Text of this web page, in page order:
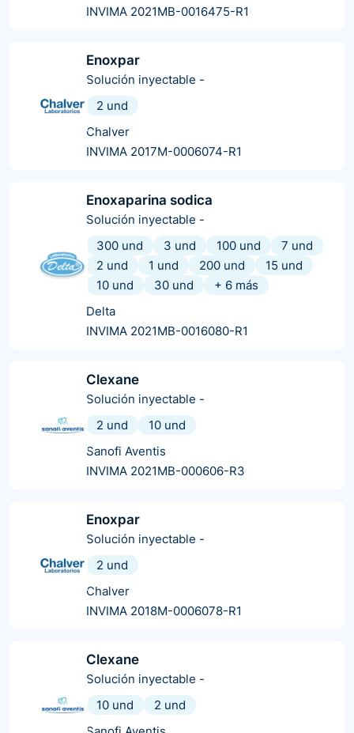
INVIMA 2021MB-0016475-R1
Enoxpar
Solución inyectable -
2 und
Chalver
INVIMA 2017M-0006074-R1
Enoxaparina sodica
Solución inyectable -
300 und
3 und 100 und
7 und
2 und
1 und 200 und
15 und
10 und
30 und + 6 más
Delta
INVIMA 2021MB-0016080-R1
Clexane
Solución inyectable -
2 und
10 und
Sanofi Aventis
INVIMA 2021MB-000606-R3
Enoxpar
Solución inyectable -
2 und
Chalver
INVIMA 2018M-0006078-R1
Clexane
Solución inyectable -
10 und
2 und